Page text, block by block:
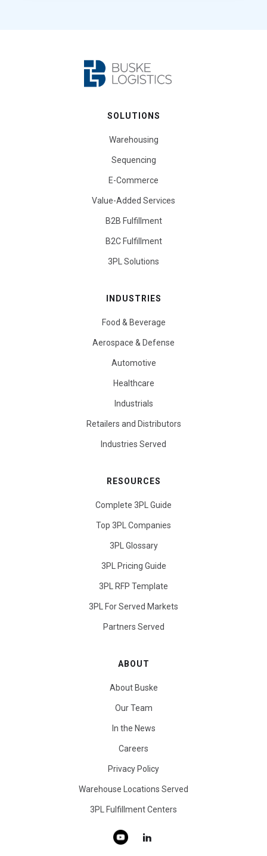
SOLUTIONS
Warehousing
Sequencing
E-Commerce
Value-Added Services
B2B Fulfillment
B2C Fulfillment
3PL Solutions
INDUSTRIES
Food & Beverage
Aerospace & Defense
Automotive
Healthcare
Industrials
Retailers and Distributors
Industries Served
RESOURCES
Complete 3PL Guide
Top 3PL Companies
3PL Glossary
3PL Pricing Guide
3PL RFP Template
3PL For Served Markets
Partners Served
ABOUT
About Buske
Our Team
In the News
Careers
Privacy Policy
Warehouse Locations Served
3PL Fulfillment Centers